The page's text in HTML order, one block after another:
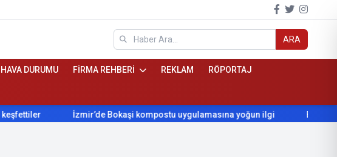
ARA
HAVA DURUMU FİRMA REHBERİ REKLAM RÖPORTAJ
İzmir’de Bokaşi kompostu uygulamasına yoğun ilgi Beydağ’ın